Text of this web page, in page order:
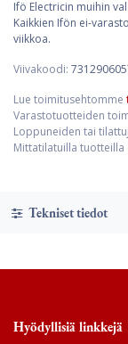
Ifö Electricin muihin
Kaikkien Ifön ei-
viikkoa.
Viivakoodi:
Lue toimitusehtomme
Varastotuotteiden
Loppuneiden tai
Mittatilatuilla tuotteilla
Tekniset tiedot
Hyödyllisiä linkkejä